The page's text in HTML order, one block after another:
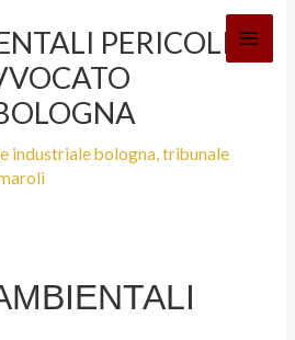
PERICOLI
industriale bologna,tribunale